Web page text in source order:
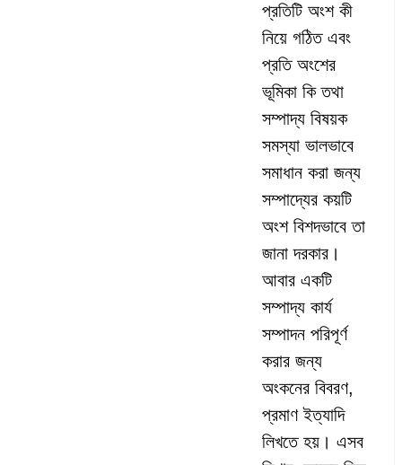
প্রতিটি অংশ কী
নিয়ে গঠিত এবং
প্রতি অংশের
ভূমিকা কি তথা
সম্পাদ্য বিষয়ক
সমস্যা ভালভাবে
সমাধান করা জন্য
সম্পাদ্যের কয়টি
অংশ বিশদভাবে তা
জানা দরকার।
আবার একটি
সম্পাদ্য কার্য
সম্পাদন পরিপূর্ণ
করার জন্য
অংকনের বিবরণ,
প্রমাণ ইত্যাদি
লিখতে হয়। এসব